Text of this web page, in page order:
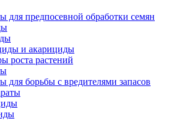
для предпосевной обработки семян
и акарициды
роста растений
для борьбы с вредителями запасов